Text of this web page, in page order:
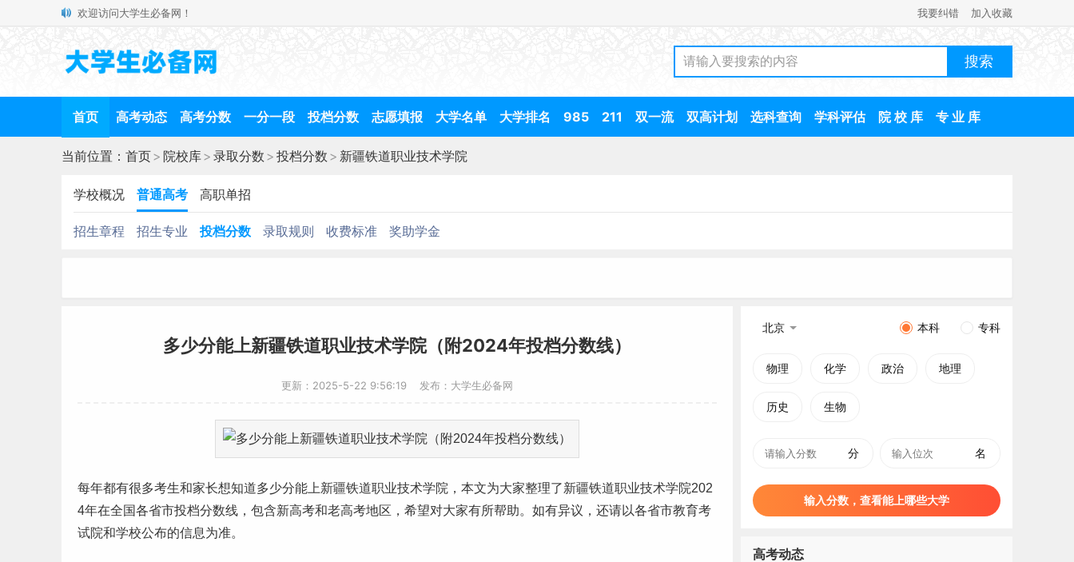
欢迎访问大学生必备网！ 我要纠错 加入收藏
首页 高考动态 高考分数 一分一段 投档分数 志愿填报 大学名单 大学排名 985 211 双一流 双高计划 选科查询 学科评估 院 校 库 专 业 库
当前位置： 首页> 院校库> 录取分数 > 投档分数 > 新疆铁道职业技术学院
学校概况 普通高考 高职单招
招生章程 招生专业 投档分数 录取规则 收费标准 奖助学金
多少分能上新疆铁道职业技术学院（附2024年投档分数线）
更新：2025-5-22 9:56:19 发布：大学生必备网
每年都有很多考生和家长想知道多少分能上新疆铁道职业技术学院，本文为大家整理了新疆铁道职业技术学院202
4年在全国各省市投档分数线 ，包含新高考和老高考地区，希望对大家有所帮助。如有异议，还请以各省市教育考
试院和学校公布的信息为准。
北京 本科 专科
物理 化学 政治 地理
历史 生物
分 名
输入分数，查看能上哪些大学
高考动态